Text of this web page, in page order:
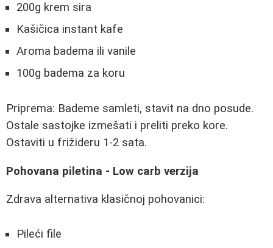
200g krem sira
Kašičica instant kafe
Aroma badema ili vanile
100g badema za koru
Priprema: Bademe samleti, stavit na dno posude.
Ostale sastojke izmešati i preliti preko kore.
Ostaviti u frižideru 1-2 sata.
Pohovana piletina - Low carb verzija
Zdrava alternativa klasičnoj pohovanici:
Pileći file